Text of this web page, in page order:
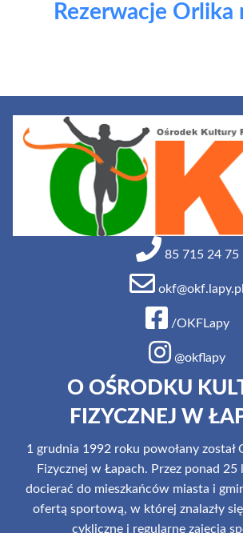
Rezerwacje Orlika
85 715 24 75
okf@okf.lapy.pl
/OKFLapy
@okflapy
O OŚRODKU
FIZYCZNEJ W
1 grudnia 1992 roku powołany został
Fizycznej w Łapach. Przez ponad 25
docierać do mieszkańców miasta i
ofertą sportową, w której znalazły
cykliczne i regularne zajęcia